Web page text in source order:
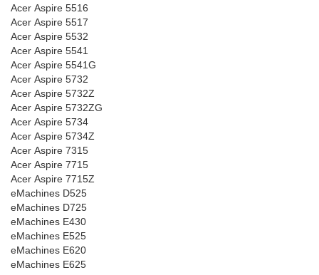
Acer Aspire 5516
Acer Aspire 5517
Acer Aspire 5532
Acer Aspire 5541
Acer Aspire 5541G
Acer Aspire 5732
Acer Aspire 5732Z
Acer Aspire 5732ZG
Acer Aspire 5734
Acer Aspire 5734Z
Acer Aspire 7315
Acer Aspire 7715
Acer Aspire 7715Z
eMachines D525
eMachines D725
eMachines E430
eMachines E525
eMachines E620
eMachines E625